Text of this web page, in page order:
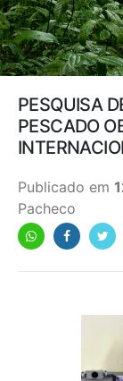
PESQUISA
PESCADO
Publicado em
Pacheco